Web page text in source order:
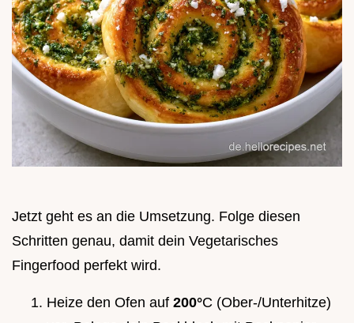
Jetzt geht es an die Umsetzung. Folge diesen
Schritten genau, damit dein Vegetarisches
Fingerfood perfekt wird.
Heize den Ofen auf 200°C (Ober-/Unterhitze)